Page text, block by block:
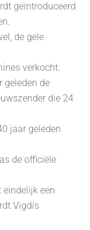
geïntroduceerd
de gele
verkocht.
geleden de
die 24
jaar geleden
de officiële
eindelijk een
Vigdís